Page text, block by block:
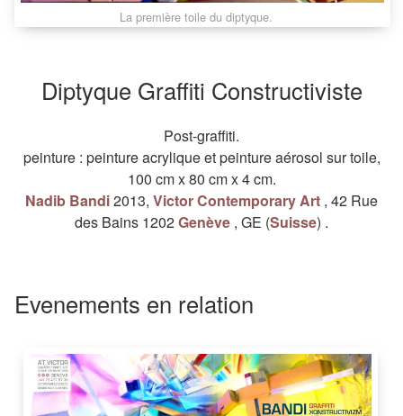
La première toile du diptyque.
Diptyque Graffiti Constructiviste
Post-graffiti.
peinture: peinture acryliqueetpeinture aérosol surtoile,
100 cmx80 cmx4 cm.
Nadib Bandi2013, Victor Contemporary Art , 42 Rue
des Bains 1202Genève , GE (Suisse) .
Evenements en relation